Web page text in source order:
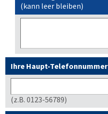
(kann leer bleiben)
Ihre Haupt-Telefonnummer
(z.B. 0123-56789)